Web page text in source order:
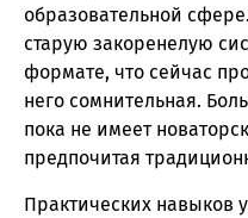
образовательной
старую закоренелую
формате, что сейчас
него сомнительная.
пока не имеет
предпочитая
Практических навыков